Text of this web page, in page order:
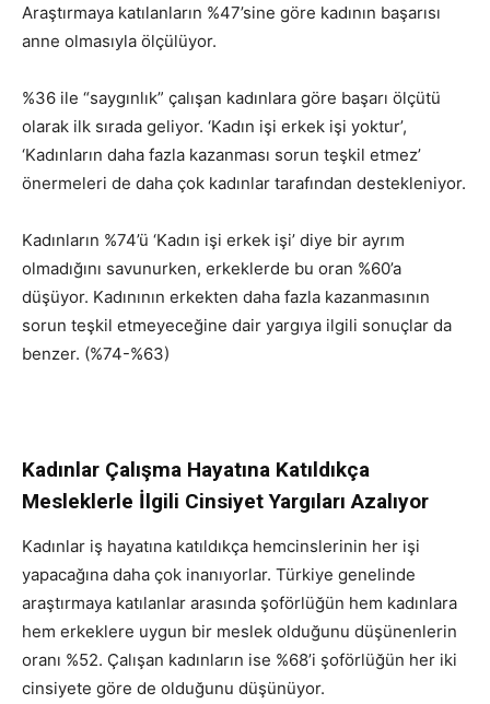
Araştırmaya katılanların %47’sine göre kadının başarısı
anne olmasıyla ölçülüyor.
%36 ile “saygınlık” çalışan kadınlara göre başarı ölçütü
olarak ilk sırada geliyor. ‘Kadın işi erkek işi yoktur’,
‘Kadınların daha fazla kazanması sorun teşkil etmez’
önermeleri de daha çok kadınlar tarafından destekleniyor.
Kadınların %74’ü ‘Kadın işi erkek işi’ diye bir ayrım
olmadığını savunurken, erkeklerde bu oran %60’a
düşüyor. Kadınının erkekten daha fazla kazanmasının
sorun teşkil etmeyeceğine dair yargıya ilgili sonuçlar da
benzer. (%74-%63)
Kadınlar Çalışma Hayatına Katıldıkça
Mesleklerle İlgili Cinsiyet Yargıları Azalıyor
Kadınlar iş hayatına katıldıkça hemcinslerinin her işi
yapacağına daha çok inanıyorlar. Türkiye genelinde
araştırmaya katılanlar arasında şoförlüğün hem kadınlara
hem erkeklere uygun bir meslek olduğunu düşünenlerin
oranı %52. Çalışan kadınların ise %68’i şoförlüğün her iki
cinsiyete göre de olduğunu düşünüyor.